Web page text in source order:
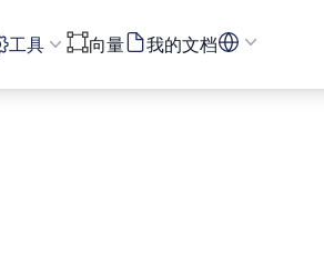
工具 向量 我的文档